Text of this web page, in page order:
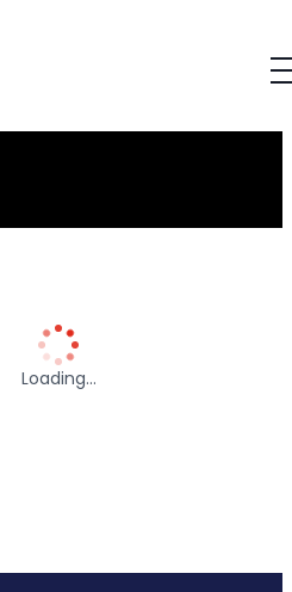
Loading…